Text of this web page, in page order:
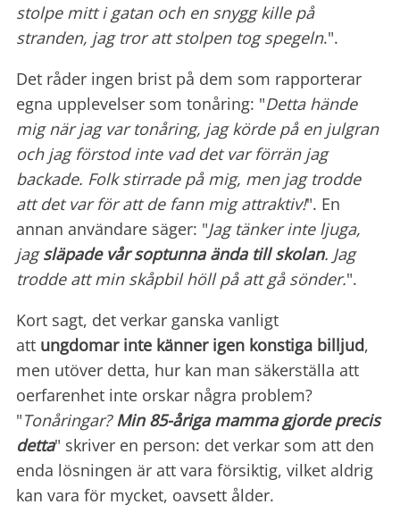
stolpe mitt i gatan och en snygg kille på
stranden, jag tror att stolpen tog spegeln.".
Det råder ingen brist på dem som rapporterar
egna upplevelser som tonåring: "Detta hände
mig när jag var tonåring, jag körde på en julgran
och jag förstod inte vad det var förrän jag
backade. Folk stirrade på mig, men jag trodde
att det var för att de fann mig attraktiv!". En
annan användare säger: "Jag tänker inte ljuga,
jagsläpade vår soptunna ända till skolan. Jag
trodde att min skåpbil höll på att gå sönder.".
Kort sagt, det verkar ganska vanligt
att ungdomar inte känner igen konstiga billjud,
men utöver detta, hur kan man säkerställa att
oerfarenhet inte orskar några problem?
"Tonåringar?Min 85-åriga mamma gjorde precis
detta" skriver en person: det verkar som att den
enda lösningen är att vara försiktig, vilket aldrig
kan vara för mycket, oavsett ålder.